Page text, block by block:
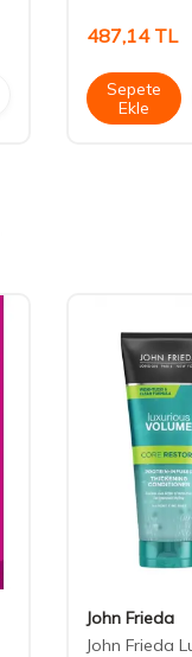
487,14TL
Sepete
Ekle
John Frieda
John Frieda